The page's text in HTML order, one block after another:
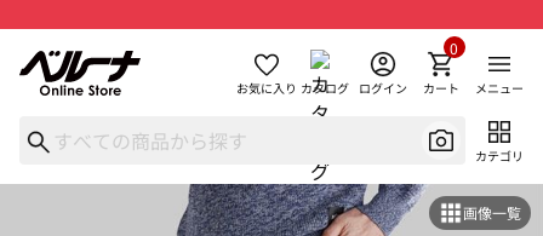
お気に入り カタログ ログイン カート
0
メニュー
カテゴリ
画像一覧